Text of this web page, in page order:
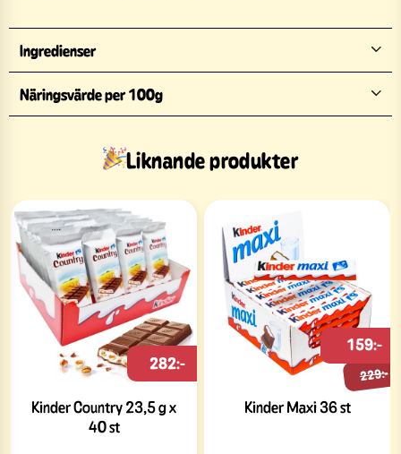
Ingredienser
Näringsvärde per 100g
Liknande produkter
Kinder Country 23,5 g x
40 st
282:-
Kinder Maxi 36 st
229:-
159:-